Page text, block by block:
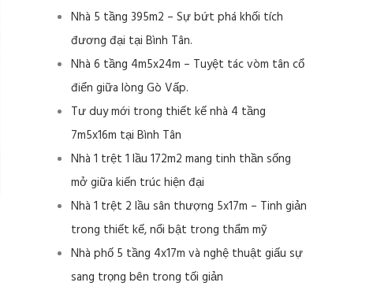
Nhà 5 tầng 395m2 – Sự bứt phá khối tích
đương đại tại Bình Tân.
Nhà 6 tầng 4m5x24m – Tuyệt tác vòm tân cổ
điển giữa lòng Gò Vấp.
Tư duy mới trong thiết kế nhà 4 tầng
7m5x16m tại Bình Tân
Nhà 1 trệt 1 lầu 172m2 mang tinh thần sống
mở giữa kiến trúc hiện đại
Nhà 1 trệt 2 lầu sân thượng 5x17m – Tinh giản
trong thiết kế, nổi bật trong thẩm mỹ
Nhà phố 5 tầng 4x17m và nghệ thuật giấu sự
sang trọng bên trong tối giản